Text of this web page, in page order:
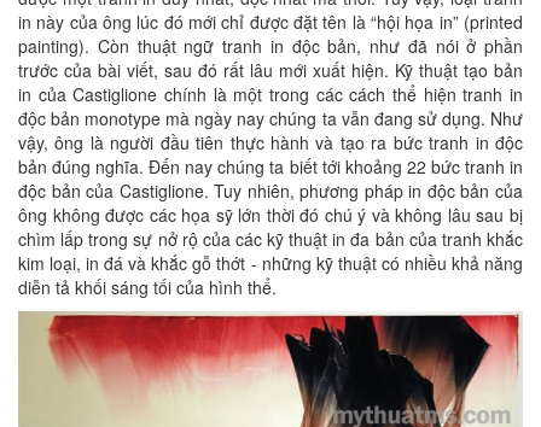
in này của ông lúc đó mới chỉ được đặt tên là “hội họa in” (printed
painting). Còn thuật ngữ tranh in độc bản, như đã nói ở phần
trước của bài viết, sau đó rất lâu mới xuất hiện. Kỹ thuật tạo bản
in của Castiglione chính là một trong các cách thể hiện tranh in
độc bản monotype mà ngày nay chúng ta vẫn đang sử dụng. Như
vậy, ông là người đầu tiên thực hành và tạo ra bức tranh in độc
bản đúng nghĩa. Đến nay chúng ta biết tới khoảng 22 bức tranh in
độc bản của Castiglione. Tuy nhiên, phương pháp in độc bản của
ông không được các họa sỹ lớn thời đó chú ý và không lâu sau bị
chìm lấp trong sự nở rộ của các kỹ thuật in đa bản của tranh khắc
kim loại, in đá và khắc gỗ thớt - những kỹ thuật có nhiều khả năng
diễn tả khối sáng tối của hình thể.